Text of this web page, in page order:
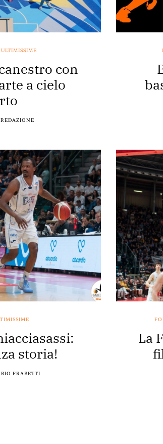
ULTIMISSIME
con
a cielo
REDAZIONE
storia!
FRABETTI
La